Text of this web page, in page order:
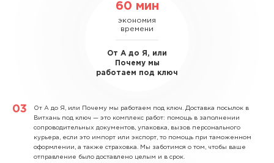
60 мин
экономия
времени
От А до Я, или
Почему мы
работаем под ключ
От А до Я, или Почему мы работаем под ключ.
Доставка посылок в
Витхань под ключ — это комплекс работ: помощь в заполнении
сопроводительных документов, упаковка, вызов персонального
курьера, если это импорт или экспорт, то помощь при таможенном
оформлении, а также страховка. Мы заботимся о том, чтобы ваше
отправление было доставлено целым и в срок.